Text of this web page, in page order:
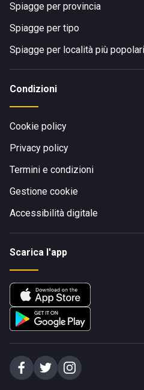
Spiagge per provincia
Spiagge per tipo
Spiagge per località più popolari
Condizioni
Cookie policy
Privacy policy
Termini e condizioni
Gestione cookie
Accessibilità digitale
Scarica l'app